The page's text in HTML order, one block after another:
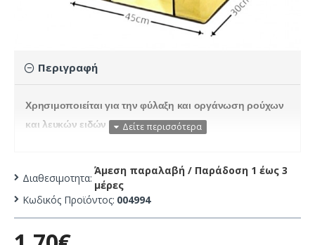
Περιγραφή
Χρησιμοποιείται για την φύλαξη και οργάνωση ρούχων
και λευκών ειδών
Διαστάσεις :45x30x20cm
Διαθεσιμοτητα:
Άμεση παραλαβή / Παράδoση 1 έως 3
μέρες
Κωδικός Προϊόντος: 004994